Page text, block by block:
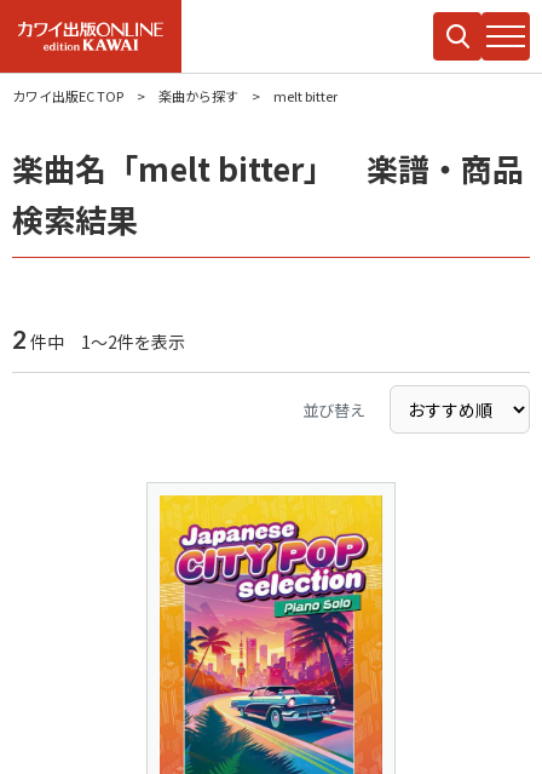
カワイ出版EC TOP 楽曲から探す melt bitter
楽曲名「melt bitter」 楽譜・商品
検索結果
2 件中 1～2件を表示
並び替え